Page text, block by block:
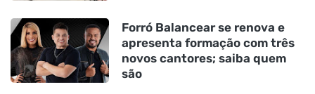
Forró Balancear se renova e
apresenta formação com três
novos cantores; saiba quem
são